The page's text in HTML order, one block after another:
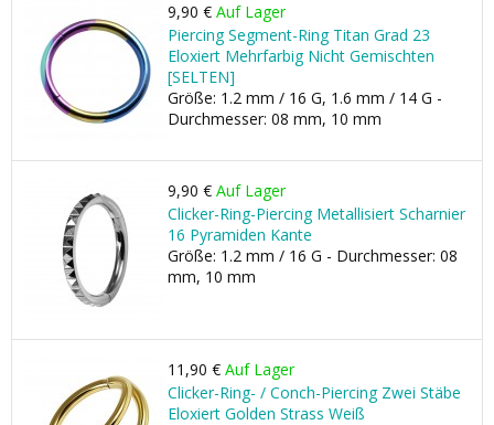
9,90 € Auf Lager
Piercing Segment-Ring Titan Grad 23
Eloxiert Mehrfarbig Nicht Gemischten
[SELTEN]
Größe: 1.2 mm / 16 G, 1.6 mm / 14 G -
Durchmesser: 08 mm, 10 mm
9,90 € Auf Lager
Clicker-Ring-Piercing Metallisiert Scharnier
16 Pyramiden Kante
Größe: 1.2 mm / 16 G - Durchmesser: 08
mm, 10 mm
11,90 € Auf Lager
Clicker-Ring- / Conch-Piercing Zwei Stäbe
Eloxiert Golden Strass Weiß